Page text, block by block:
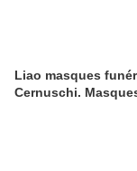
Liao masques
Cernuschi.